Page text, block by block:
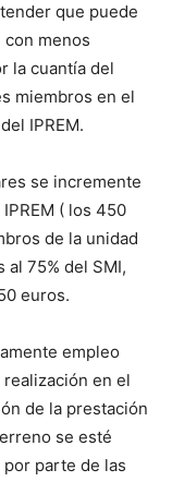
que puede
menos
la cuantía del
miembros en el
IPREM.
se incremente
( los 450
de la unidad
75% del SMI,
euros.
empleo
en el
de la prestación
se esté
parte de las